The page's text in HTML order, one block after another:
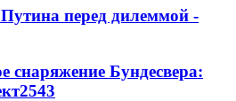
перед дилеммой -
Бундесвера:
2543